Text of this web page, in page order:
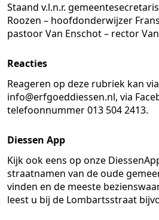
Staand v.l.n.r.
Roozen – hoofdonderwijzer
pastoor Van Enschot – rector
Reacties
Reageren op deze rubriek kan via
info@erfgoeddiessen.nl, via
telefoonnummer 013 504 2413.
Diessen App
Kijk ook eens op onze
straatnamen van de oude
vinden en de meeste
leest u bij de Lombartsstraat